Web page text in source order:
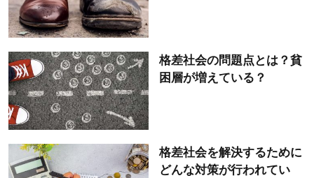
格差社会の問題点とは？貧
困層が増えている？
格差社会を解決するために
どんな対策が行われてい